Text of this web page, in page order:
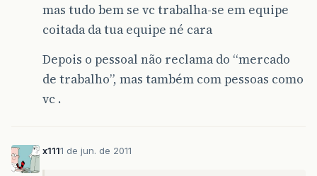
mas tudo bem se vc trabalha-se em equipe
coitada da tua equipe né cara
Depois o pessoal não reclama do “mercado
de trabalho”, mas também com pessoas como
vc .
x1111 de jun. de 2011